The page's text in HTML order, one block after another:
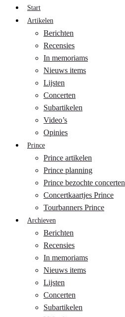
Start
Artikelen
Berichten
Recensies
In memoriams
Nieuws items
Lijsten
Concerten
Subartikelen
Video’s
Opinies
Prince
Prince artikelen
Prince planning
Prince bezochte concerten
Concertkaartjes Prince
Tourbanners Prince
Archieven
Berichten
Recensies
In memoriams
Nieuws items
Lijsten
Concerten
Subartikelen